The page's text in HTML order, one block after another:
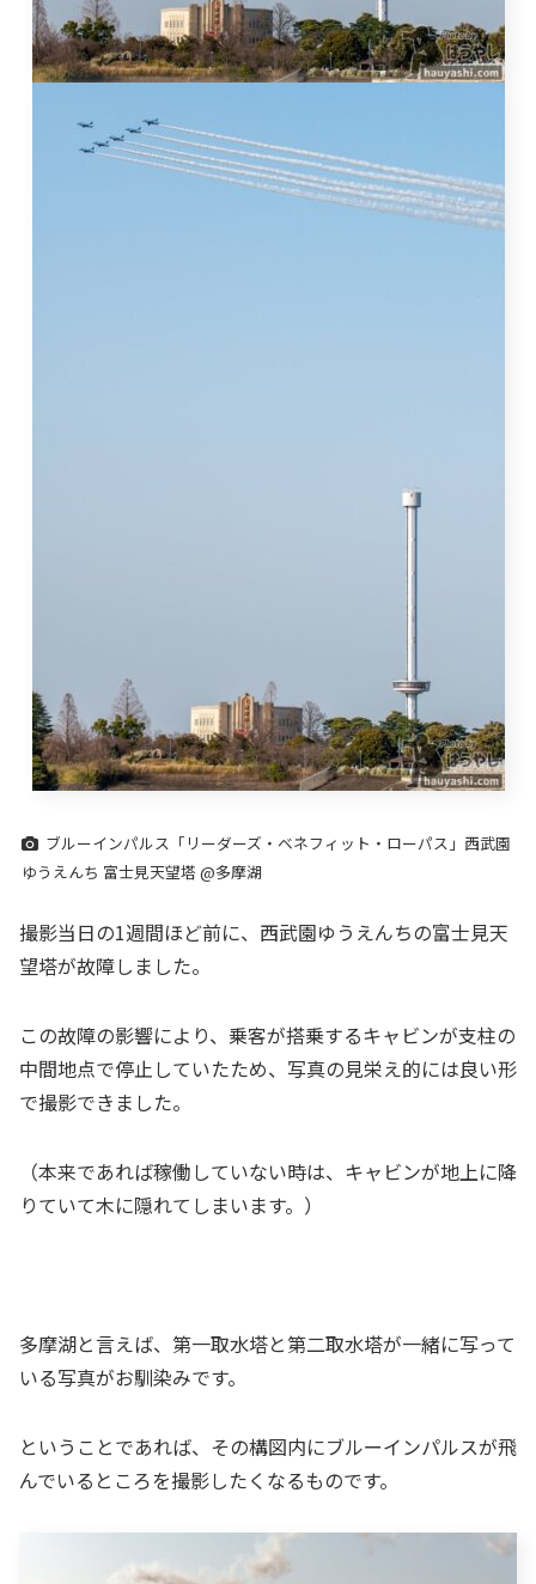
ブルーインパルス「リーダーズ・ベネフィット・ローパス」西武園
ゆうえんち 富士見天望塔 @多摩湖
撮影当日の1週間ほど前に、西武園ゆうえんちの富士見天
望塔が故障しました。
この故障の影響により、乗客が搭乗するキャビンが支柱の
中間地点で停止していたため、写真の見栄え的には良い形
で撮影できました。
（本来であれば稼働していない時は、キャビンが地上に降
りていて木に隠れてしまいます。）
多摩湖と言えば、第一取水塔と第二取水塔が一緒に写って
いる写真がお馴染みです。
ということであれば、その構図内にブルーインパルスが飛
んでいるところを撮影したくなるものです。